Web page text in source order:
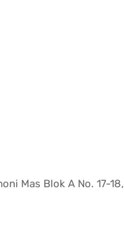
Mas Blok A No. 17-18,